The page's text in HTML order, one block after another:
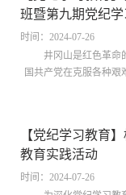
（铁打党纪）、诫（沉
班暨第九期党纪
时间：2024-07-26
井冈山是红色革命
国共产党在克服各种艰
训旨在通过专题讲座、
程中的艰难岁月与胜...
【党纪学习教育
教育实践活动
时间：2024-07-26